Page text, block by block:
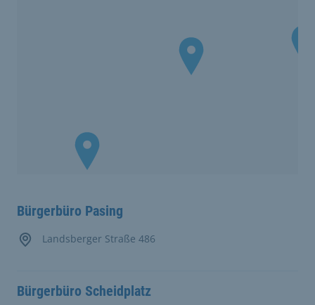
Bürgerbüro Pasing
Landsberger Straße 486
Bürgerbüro Scheidplatz